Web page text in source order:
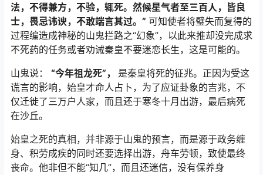
法，不得兼方，不验，辄死。然候星气者至三百人，皆良
士，畏忌讳谀，不敢端言其过。” 可知使者将璧失而复得的
过程编造成神秘的山鬼拦路之“幻象”，以此来推却没完成求
不死药的任务或者劝诫秦皇不要迷恋长生，这是可能的。
山鬼说： “今年祖龙死”， 是秦皇将死的征兆。正因为受这
谎言的影响，始皇才命人占卜，为了应证卦象的吉兆，不
仅迁徙了三万户人家，而且还于寒冬十月出游，最后病死
在沙丘。
始皇之死的真相，并非源于山鬼的预言，而是源于政务缠
身、积劳成疾的同时还要选择出游，舟车劳顿，致使最终
丧命。他非但不能“知几”，而且还迷信，没有保养身